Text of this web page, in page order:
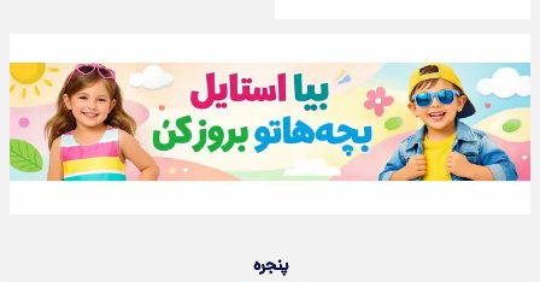
پنجره